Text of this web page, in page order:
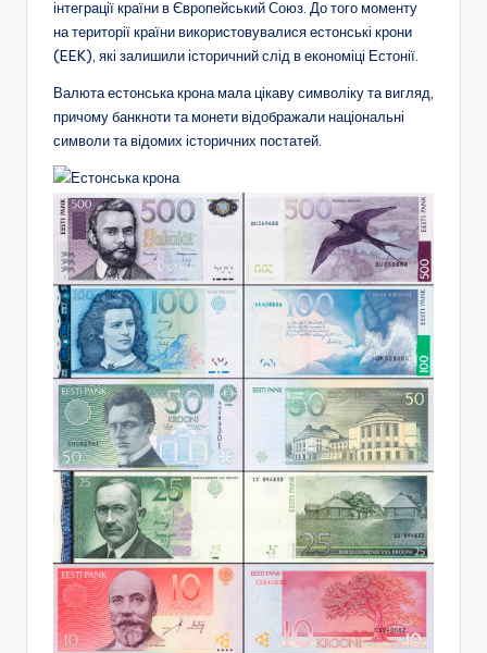
інтеграції країни в Європейський Союз. До того моменту
на території країни використовувалися естонські крони
(EEK), які залишили історичний слід в економіці Естонії.
Валюта естонська крона мала цікаву символіку та вигляд,
причому банкноти та монети відображали національні
символи та відомих історичних постатей.